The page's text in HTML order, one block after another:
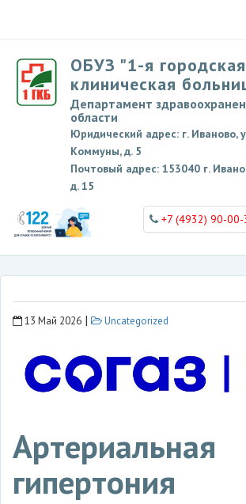
ОБУЗ "1-я городская
клиническая
Департамент
области
Юридический адрес: г. Иваново,
Коммуны, д. 5
Почтовый адрес: 153040 г.
д. 15
+7 (4932) 90-00-
13 Май 2026 | Uncategorized
Артериальная
гипертония